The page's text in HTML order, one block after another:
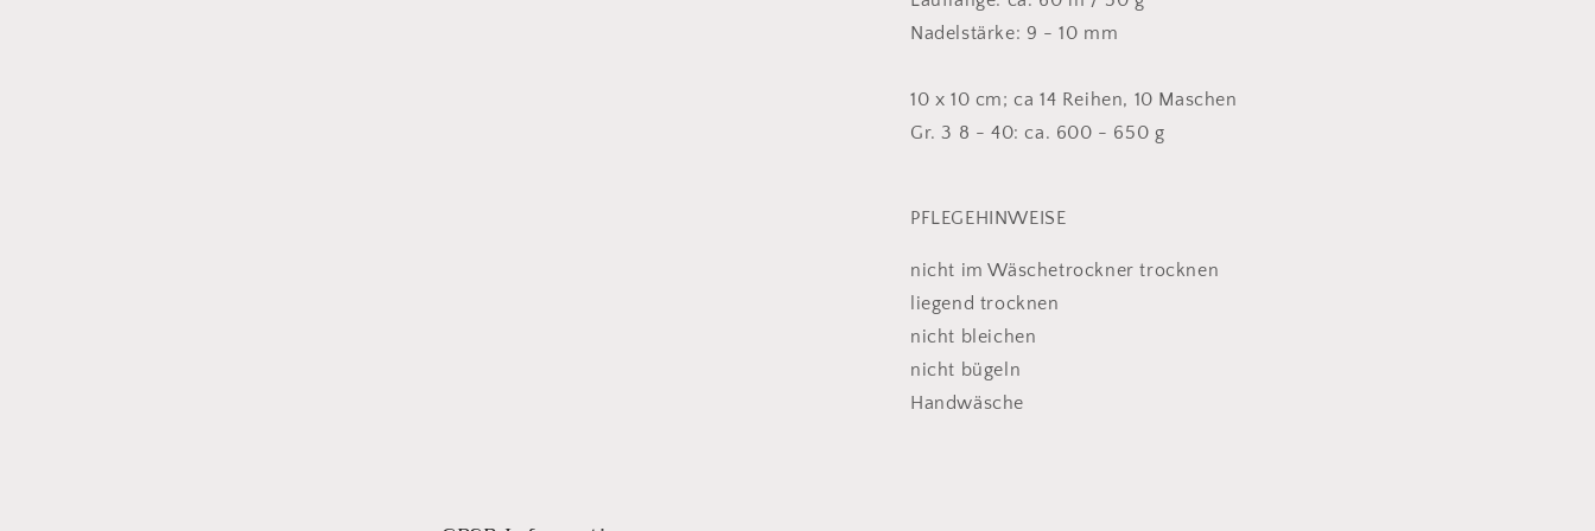
Nadelstärke: 9 - 10 mm
10 x 10 cm; ca 14 Reihen, 10 Maschen
Gr. 3 8 - 40: ca. 600 - 650 g
PFLEGEHINWEISE
nicht im Wäschetrockner trocknen
liegend trocknen
nicht bleichen
nicht bügeln
Handwäsche